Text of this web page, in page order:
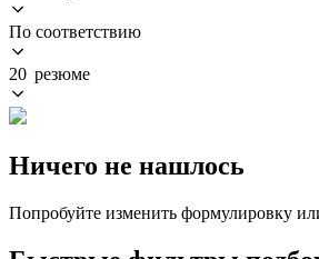
По соответствию
20 резюме
Ничего не нашлось
Попробуйте изменить формулировку